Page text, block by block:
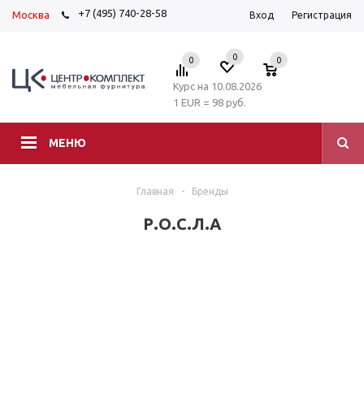
Москва +7 (495) 740-28-58 Вход Регистрация
МЕНЮ
0 0 0
Курс на 10.08.2026
1 EUR = 98 руб.
Главная - Бренды
Р.О.С.Л.А